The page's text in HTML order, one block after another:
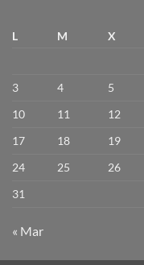
L M X
3
4 5
10
11 12
17
18 19
24
25 26
31
« Mar